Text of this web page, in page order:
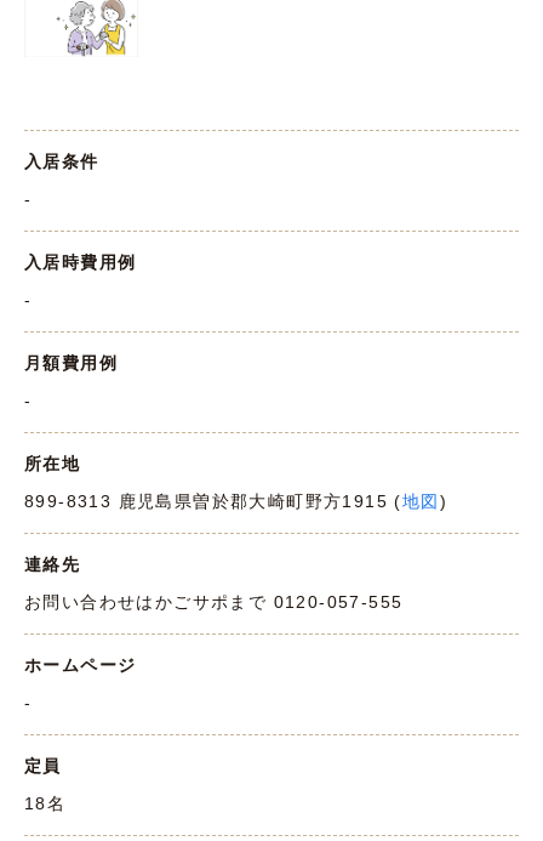
入居条件
-
入居時費用例
-
月額費用例
-
所在地
899-8313 鹿児島県曽於郡大崎町野方1915 (地図 )
連絡先
お問い合わせはかごサポまで 0120-057-555
ホームページ
-
定員
18名